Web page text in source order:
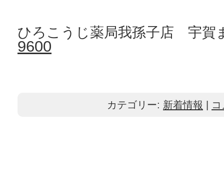
ひろこうじ薬局我孫子店 宇賀
9600
カテゴリー: 新着情報